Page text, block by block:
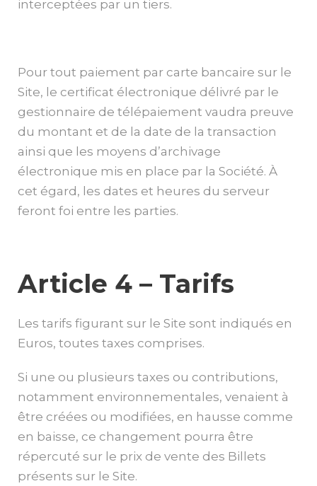
interceptées par un tiers.
Pour tout paiement par carte bancaire sur le
Site, le certificat électronique délivré par le
gestionnaire de télépaiement vaudra preuve
du montant et de la date de la transaction
ainsi que les moyens d’archivage
électronique mis en place par la Société. À
cet égard, les dates et heures du serveur
feront foi entre les parties.
Article 4 – Tarifs
Les tarifs figurant sur le Site sont indiqués en
Euros, toutes taxes comprises.
Si une ou plusieurs taxes ou contributions,
notamment environnementales, venaient à
être créées ou modifiées, en hausse comme
en baisse, ce changement pourra être
répercuté sur le prix de vente des Billets
présents sur le Site.